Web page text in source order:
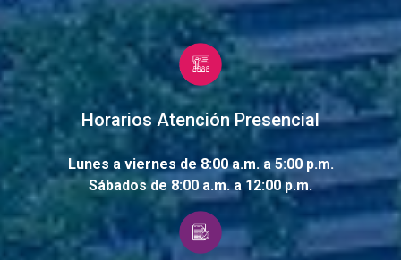
Horarios Atención Presencial
Lunes a viernes de 8:00 a.m. a 5:00 p.m.
Sábados de 8:00 a.m. a 12:00 p.m.